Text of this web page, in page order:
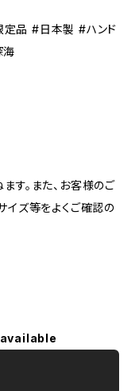
品 #日本製 #ハンド
海
す。また、お客様のご
イズ等をよくご確認の